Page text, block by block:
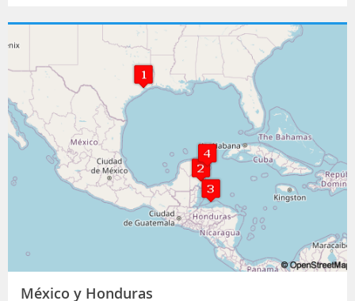
México y Honduras